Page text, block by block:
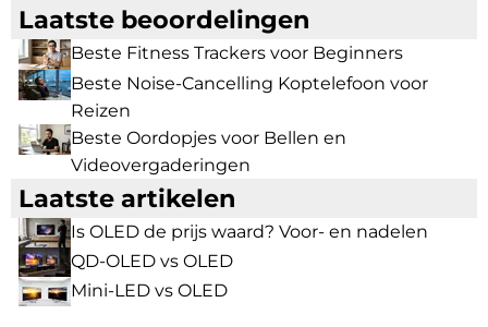
Laatste beoordelingen
Beste Fitness Trackers voor Beginners
Beste Noise-Cancelling Koptelefoon voor
Reizen
Beste Oordopjes voor Bellen en
Videovergaderingen
Laatste artikelen
Is OLED de prijs waard? Voor- en nadelen
QD-OLED vs OLED
Mini-LED vs OLED